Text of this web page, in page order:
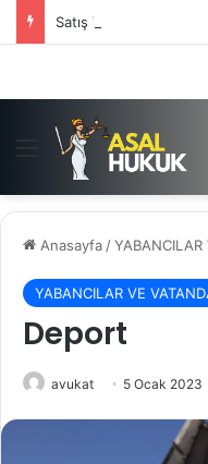
Satış Vaadi
Menü
Anasayfa /YABANCILAR
YABANCILAR VE
Deport
avukat 5 Ocak 2023